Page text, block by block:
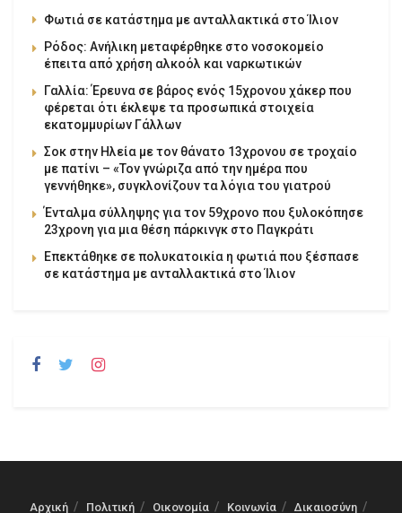
Φωτιά σε κατάστημα με ανταλλακτικά στο Ίλιον
Ρόδος: Ανήλικη μεταφέρθηκε στο νοσοκομείο
έπειτα από χρήση αλκοόλ και ναρκωτικών
Γαλλία: Έρευνα σε βάρος ενός 15χρονου χάκερ που
φέρεται ότι έκλεψε τα προσωπικά στοιχεία
εκατομμυρίων Γάλλων
Σοκ στην Ηλεία με τον θάνατο 13χρονου σε τροχαίο
με πατίνι – «Τον γνώριζα από την ημέρα που
γεννήθηκε», συγκλονίζουν τα λόγια του γιατρού
Ένταλμα σύλληψης για τον 59χρονο που ξυλοκόπησε
23χρονη για μια θέση πάρκινγκ στο Παγκράτι
Επεκτάθηκε σε πολυκατοικία η φωτιά που ξέσπασε
σε κατάστημα με ανταλλακτικά στο Ίλιον
Αρχική Πολιτική Οικονομία Κοινωνία Δικαιοσύνη